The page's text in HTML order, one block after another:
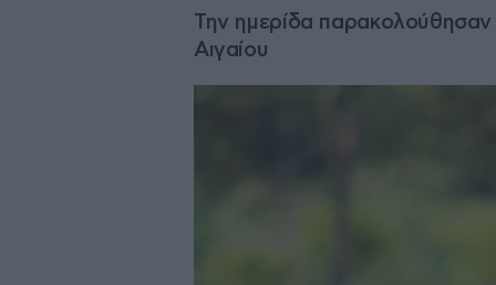
Την ημερίδα παρακολούθησαν
Αιγαίου